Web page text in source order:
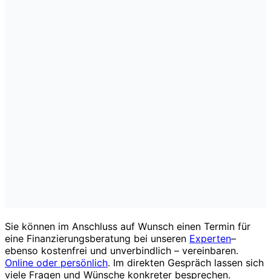
Sie können im Anschluss auf Wunsch einen Termin für
eine Finanzierungsberatung bei unseren Experten–
ebenso kostenfrei und unverbindlich – vereinbaren.
Online oder persönlich. Im direkten Gespräch lassen sich
viele Fragen und Wünsche konkreter besprechen.